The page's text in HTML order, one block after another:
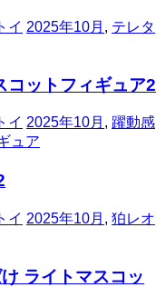
イ 2025年10月 , テレタ
コットフィギュア2
イ 2025年10月 , 躍動感
ュア
イ 2025年10月 , 狛レオ
ライトマスコッ